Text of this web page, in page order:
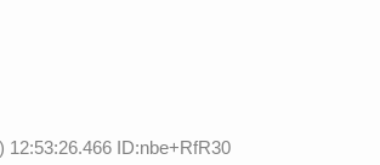
12:53:26.466 ID:nbe+RfR30